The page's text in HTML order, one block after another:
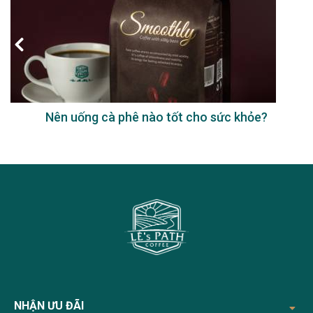
Nên uống cà phê nào tốt cho sức khỏe?
NHẬN ƯU ĐÃI